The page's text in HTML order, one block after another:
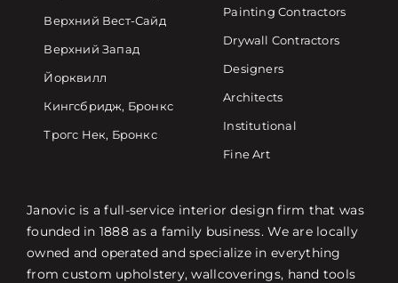
Верхний Вест-Сайд
Верхний Запад
Йорквилл
Кингсбридж, Бронкс
Трогс Нек, Бронкс
Painting Contractors
Drywall Contractors
Designers
Architects
Institutional
Fine Art
Janovic is a full-service interior design firm that was
founded in 1888 as a family business. We are locally
owned and operated and specialize in everything
from custom upholstery, wallcoverings, hand tools